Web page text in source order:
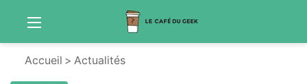
Menu
Accueil > Actualités